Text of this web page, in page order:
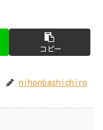
コピー
nihonbashichiro